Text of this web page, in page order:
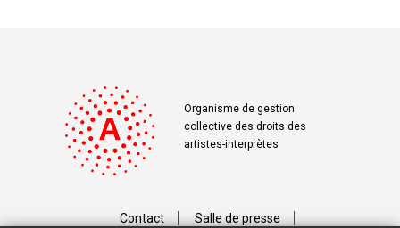
Organisme de gestion
collective des droits des
artistes-interprètes
Contact Salle de presse